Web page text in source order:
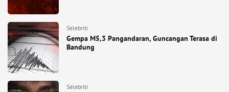
Selebriti
Gempa M5,3 Pangandaran, Guncangan Terasa di
Bandung
Selebriti